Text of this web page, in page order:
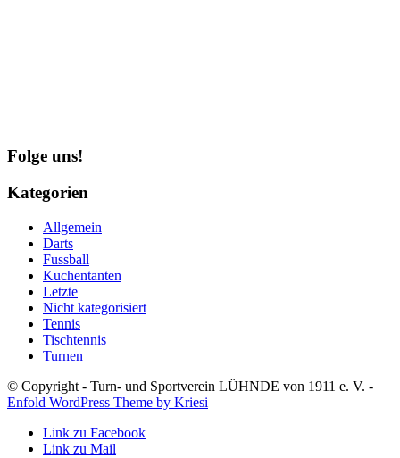
Folge uns!
Kategorien
Allgemein
Darts
Fussball
Kuchentanten
Letzte
Nicht kategorisiert
Tennis
Tischtennis
Turnen
© Copyright - Turn- und Sportverein LÜHNDE von 1911 e. V. -
Enfold WordPress Theme by Kriesi
Link zu Facebook
Link zu Mail